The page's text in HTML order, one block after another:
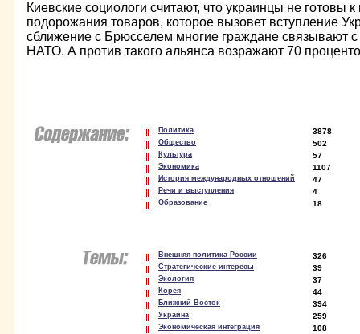
Киевские социологи считают, что украинцы не готовы
подорожания товаров, которое вызовет вступление
сближение с Брюсселем многие граждане связывают
НАТО. А против такого альянса возражают 70
Политика 3878
Общество 502
Культура 57
Экономика 1107
История международных отношений 47
Речи и выступления 4
Образование 18
Внешняя политика России 326
Стратегические интересы 39
Экология 37
Корея 44
Ближний Восток 394
Украина 259
Экономическая интеграция 108